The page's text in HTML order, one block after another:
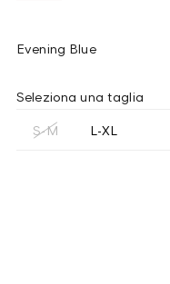
Evening Blue
Seleziona una taglia
S-M L-XL